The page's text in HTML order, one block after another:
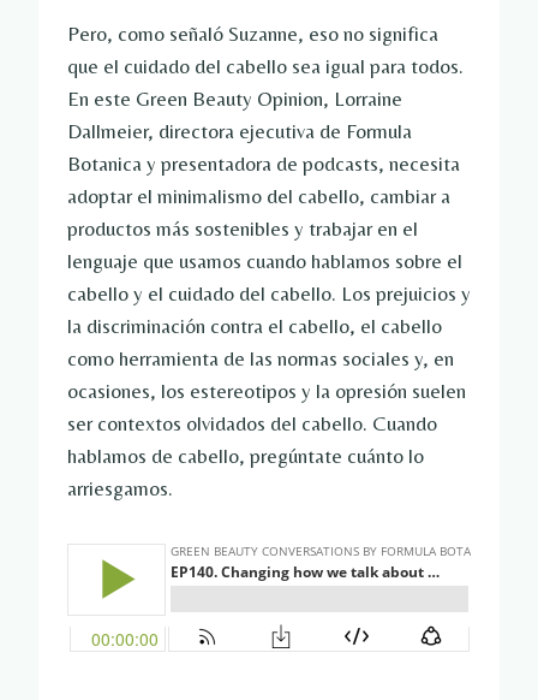
Pero, como señaló Suzanne, eso no significa
que el cuidado del cabello sea igual para todos.
En este Green Beauty Opinion, Lorraine
Dallmeier, directora ejecutiva de Formula
Botanica y presentadora de podcasts, necesita
adoptar el minimalismo del cabello, cambiar a
productos más sostenibles y trabajar en el
lenguaje que usamos cuando hablamos sobre el
cabello y el cuidado del cabello. Los prejuicios y
la discriminación contra el cabello, el cabello
como herramienta de las normas sociales y, en
ocasiones, los estereotipos y la opresión suelen
ser contextos olvidados del cabello. Cuando
hablamos de cabello, pregúntate cuánto lo
arriesgamos.